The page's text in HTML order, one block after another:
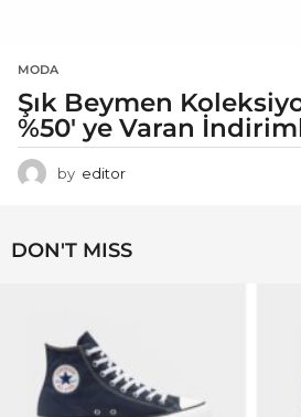
MODA
Şık Beymen
%50′ ye Varan
by editor
DON'T MISS